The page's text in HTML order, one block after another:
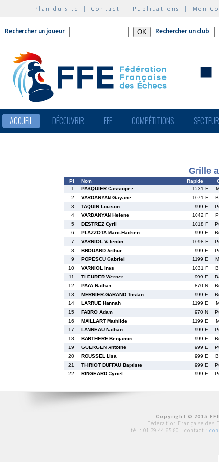
Plan du site | Contact | Publications | Mon
Rechercher un joueur Rechercher un club
ACCUEIL DÉCOUVRIR FFE COMPÉTITIONS
Grille
Pl Nom Rapide
1
PASQUIER Cassiopee 1231 F
2
VARDANYAN Gayane 1071 F
3
TAQUIN Louison 999 E
4
VARDANYAN Helene 1042 F
5
DESTREZ Cyril 1018 F
6
PLAZZOTA Marc-Hadrien 999 E
7
VARNIOL Valentin 1098 F
8
BROUARD Arthur 999 E
9
POPESCU Gabriel 1199 E
10
VARNIOL Ines 1031 F
11
THEURER Werner 999 E
12
PAYA Nathan 870 N
13
MERNIER-GARAND Tristan 999 E
14
LARRUE Hannah 1199 E
15
FABRO Adam 970 N
16
MAILLART Mathilde 1199 E
17
LANNEAU Nathan 999 E
18
BARTHERE Benjamin 999 E
19
GOERGEN Antoine 999 E
20
ROUSSEL Lisa 999 E
21
THIRIOT DUFFAU Baptiste 999 E
22
RINGEARD Cyriel 999 E
Copyright © 2015
Fédération Française des
tél : 01 39 44 65 80 | contact :